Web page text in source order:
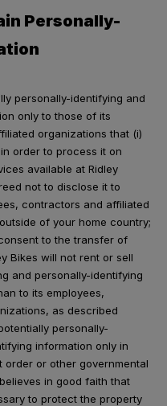
Personally-
personally-identifying and
only to those of its
organizations that (i)
order to process it on
available at Ridley
not to disclose it to
contractors and affiliated
of your home country;
to the transfer of
Bikes will not rent or sell
and personally-identifying
to its employees,
as described
personally-
information only in
or other governmental
in good faith that
to protect the property